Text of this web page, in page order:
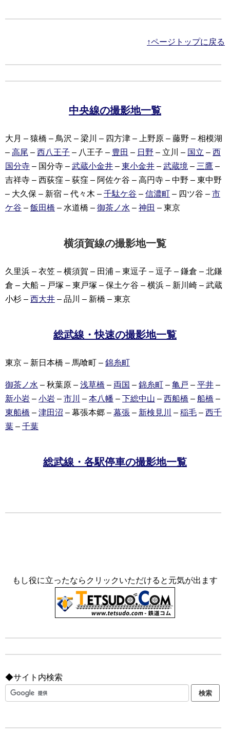
↑ページトップに戻る
中央線の撮影地一覧
大月 – 猿橋 – 鳥沢 – 梁川 – 四方津 – 上野原 – 藤野 – 相模湖
– 高尾 – 西八王子 – 八王子 – 豊田 – 日野 – 立川 – 国立 – 西
国分寺 – 国分寺 – 武蔵小金井 – 東小金井 – 武蔵境 – 三鷹 –
吉祥寺 – 西荻窪 – 荻窪 – 阿佐ケ谷 – 高円寺 – 中野 – 東中野
– 大久保 – 新宿 – 代々木 – 千駄ケ谷 – 信濃町 – 四ツ谷 – 市
ケ谷 – 飯田橋 – 水道橋 – 御茶ノ水 – 神田 – 東京
横須賀線の撮影地一覧
久里浜 – 衣笠 – 横須賀 – 田浦 – 東逗子 – 逗子 – 鎌倉 – 北鎌
倉 – 大船 – 戸塚 – 東戸塚 – 保土ケ谷 – 横浜 – 新川崎 – 武蔵
小杉 – 西大井 – 品川 – 新橋 – 東京
総武線・快速の撮影地一覧
東京 – 新日本橋 – 馬喰町 – 錦糸町
御茶ノ水 – 秋葉原 – 浅草橋 – 両国 – 錦糸町 – 亀戸 – 平井 –
新小岩 – 小岩 – 市川 – 本八幡 – 下総中山 – 西船橋 – 船橋 –
東船橋 – 津田沼 – 幕張本郷 – 幕張 – 新検見川 – 稲毛 – 西千
葉 – 千葉
総武線・各駅停車の撮影地一覧
もし役に立ったならクリックいただけると元気が出ます
◆サイト内検索